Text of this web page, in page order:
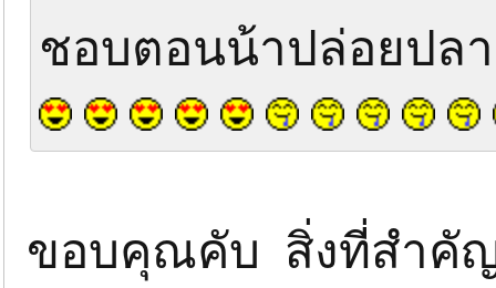
ชอบตอนน้าปล่อยปล
ขอบคุณคับ สิ่งที่สำคัญ